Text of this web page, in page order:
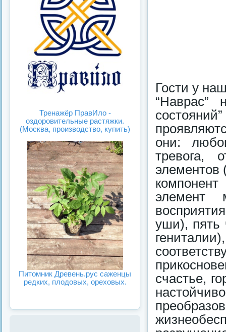
Гости у
“Наврас”
они:
тревога,
элементов
элемент
уши), пять
счастье,
Тренажёр ПравИло -
оздоровительные растяжки.
(Москва, производство, купить)
Питомник Древень.рус саженцы
редких, плодовых, ореховых.